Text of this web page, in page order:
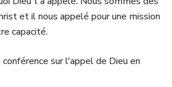
et il nous appelé pour une mission
capacité.
sur l'appel de Dieu en